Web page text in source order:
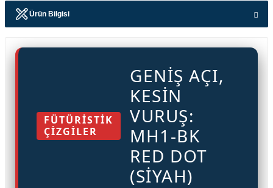
Ürün Bilgisi
FÜTÜRİSTİK
ÇİZGİLER
GENIŞ AÇI,
KESIN
VURUŞ:
MH1-BK
RED DOT
(SIYAH)